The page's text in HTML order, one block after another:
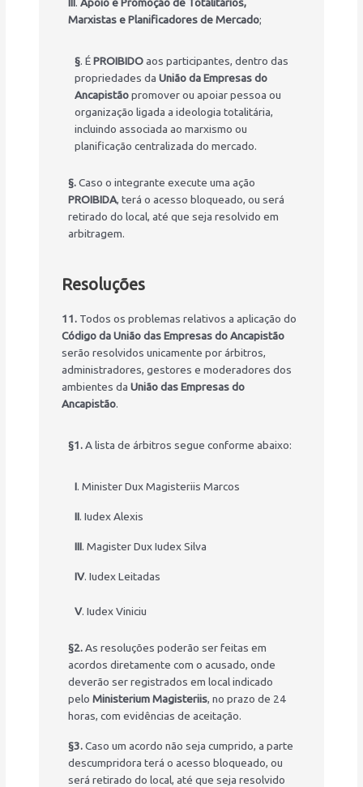
Marxistas e Planificadores de Mercado;
§. ÉPROIBIDOaos participantes, dentro das
propriedades da União da Empresas do
Ancapistãopromover ou apoiar pessoa ou
organização ligada a ideologia totalitária,
incluindo associada ao marxismo ou
planificação centralizada do mercado.
§.Caso o integrante execute uma ação
PROIBIDA, terá o acesso bloqueado, ou será
retirado do local, até que seja resolvido em
arbitragem.
Resoluções
11. Todos os problemas relativos a aplicação do
Código da União das Empresas do Ancapistão
serão resolvidos unicamente por árbitros,
administradores, gestores e moderadores dos
ambientes da União das Empresas do
Ancapistão.
§1.A lista de árbitros segue conforme abaixo:
I. Minister Dux Magisteriis Marcos
II. Iudex Alexis
III. Magister Dux Iudex Silva
IV. Iudex Leitadas
V. Iudex Viniciu
§2.As resoluções poderão ser feitas em
acordos diretamente com o acusado, onde
deverão ser registrados em local indicado
pelo Ministerium Magisteriis, no prazo de 24
horas, com evidências de aceitação.
§3.Caso um acordo não seja cumprido, a parte
descumpridora terá o acesso bloqueado, ou
será retirado do local, até que seja resolvido